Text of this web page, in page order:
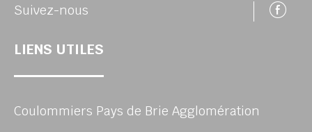
Suivez-nous
LIENS UTILES
Coulommiers Pays de Brie Agglomération